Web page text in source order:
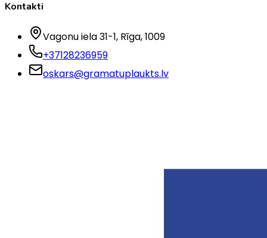
Kontakti
Vagonu iela 31-1, Rīga, 1009
+37128236959
oskars@gramatuplaukts.lv